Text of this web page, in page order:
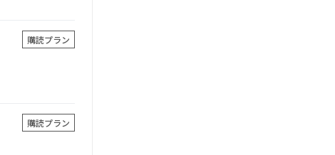
購読プラン
購読プラン